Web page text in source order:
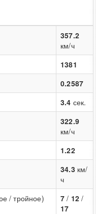
357.2
км/ч
1381
0.2587
3.4 сек.
322.9
км/ч
1.22
34.3км/
ч
/ тройное)
7 / 12 /
17